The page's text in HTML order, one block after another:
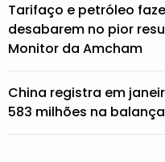
Tarifaço e petróleo
desabarem no pior
Monitor da Amcham
China registra em
583 milhões na